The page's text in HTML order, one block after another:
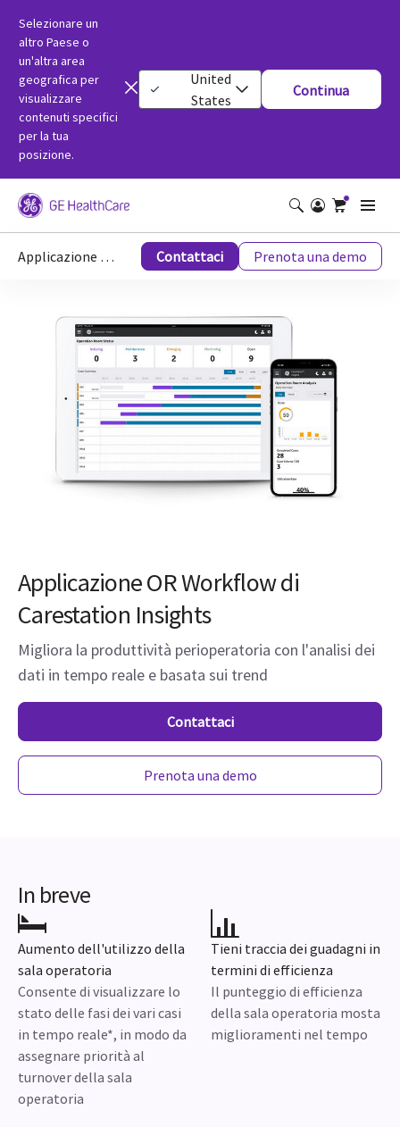
Selezionare un
altro Paese o
un'altra area
geografica per
visualizzare
contenuti specifici
per la tua
posizione.
United
States
Continua
Applicazione OR Workflow di Carestation Insights Contattaci Prenota una demo
Applicazione OR Workflow di
Carestation Insights
Migliora la produttività perioperatoria con l'analisi dei
dati in tempo reale e basata sui trend
Contattaci
Prenota una demo
In breve
Aumento dell'utilizzo della
sala operatoria
Consente di visualizzare lo
stato delle fasi dei vari casi
in tempo reale*, in modo da
assegnare priorità al
turnover della sala
operatoria
Tieni traccia dei guadagni in
termini di efficienza
Il punteggio di efficienza
della sala operatoria mosta
miglioramenti nel tempo